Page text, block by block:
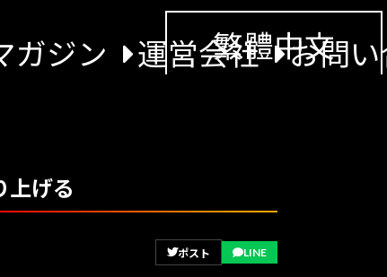
ガジン 運営会社 お問
繁體中文
上げる
ポスト LINE